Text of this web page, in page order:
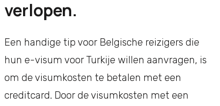
verlopen.
Een handige tip voor Belgische reizigers die
hun e-visum voor Turkije willen aanvragen, is
om de visumkosten te betalen met een
creditcard. Door de visumkosten met een